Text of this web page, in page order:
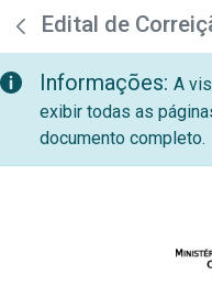
Pular para o Conteúdo
teste descricao
Edital de
Informações: A
exibir todas as
documento completo.